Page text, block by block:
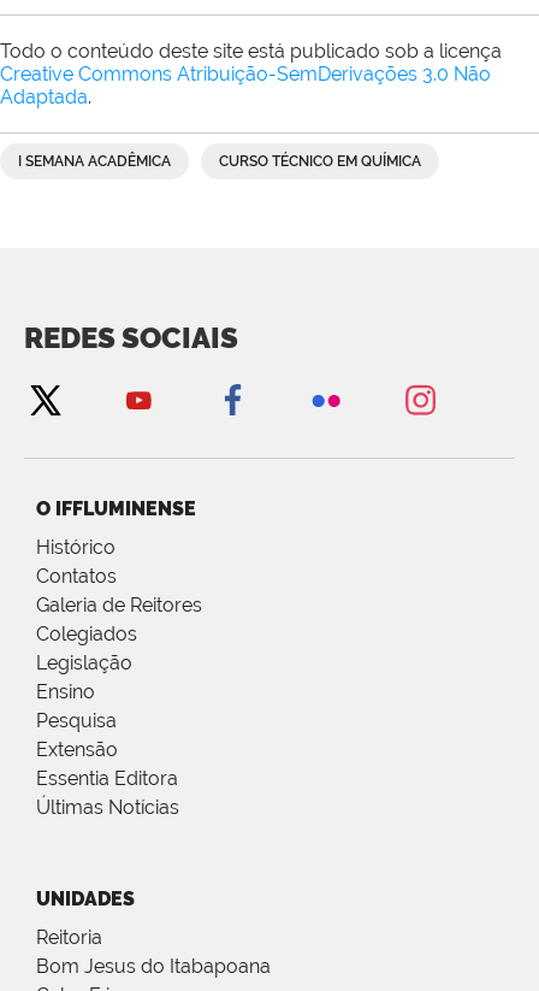
Todo o conteúdo deste site está publicado sob a licença
Creative Commons Atribuição-SemDerivações 3.0 Não
Adaptada.
I SEMANA ACADÊMICA CURSO TÉCNICO EM QUÍMICA
REDES SOCIAIS
O IFFLUMINENSE
Histórico
Contatos
Galeria de Reitores
Colegiados
Legislação
Ensino
Pesquisa
Extensão
Essentia Editora
Últimas Notícias
UNIDADES
Reitoria
Bom Jesus do Itabapoana